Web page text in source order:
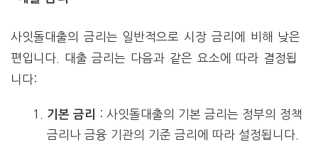
사잇돌대출의 금리는 일반적으로 시장 금리에 비해 낮은
편입니다. 대출 금리는 다음과 같은 요소에 따라 결정됩
니다:
기본 금리
: 사잇돌대출의 기본 금리는 정부의 정책
금리나 금융 기관의 기준 금리에 따라 설정됩니다.